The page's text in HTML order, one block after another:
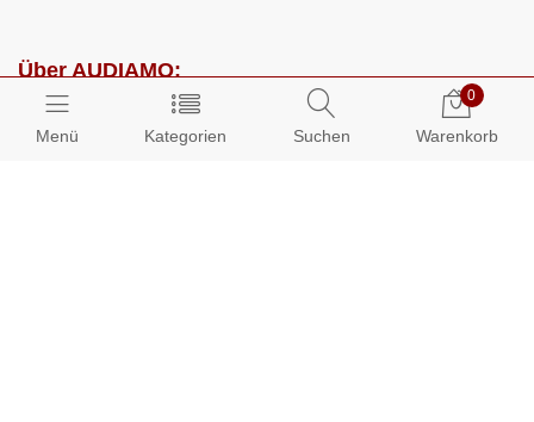
Menü Kategorien Suchen
0
Warenkorb
Über AUDIAMO:
Impressum